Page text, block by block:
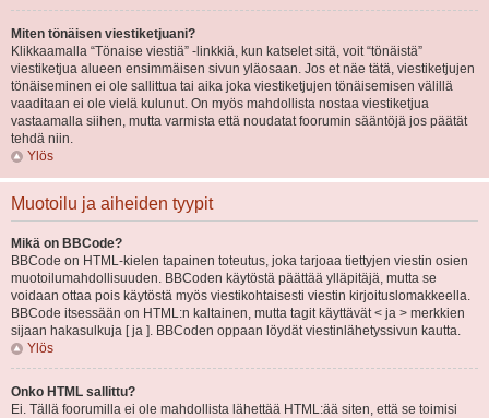
Miten tönäisen viestiketjuani?
Klikkaamalla “Tönaise viestiä” -linkkiä, kun katselet sitä, voit “tönäistä”
viestiketjua alueen ensimmäisen sivun yläosaan. Jos et näe tätä, viestiketjujen
tönäiseminen ei ole sallittua tai aika joka viestiketjujen tönäisemisen välillä
vaaditaan ei ole vielä kulunut. On myös mahdollista nostaa viestiketjua
vastaamalla siihen, mutta varmista että noudatat foorumin sääntöjä jos päätät
tehdä niin.
Ylös
Muotoilu ja aiheiden tyypit
Mikä on BBCode?
BBCode on HTML-kielen tapainen toteutus, joka tarjoaa tiettyjen viestin osien
muotoilumahdollisuuden. BBCoden käytöstä päättää ylläpitäjä, mutta se
voidaan ottaa pois käytöstä myös viestikohtaisesti viestin kirjoituslomakkeella.
BBCode itsessään on HTML:n kaltainen, mutta tagit käyttävät < ja > merkkien
sijaan hakasulkuja [ ja ]. BBCoden oppaan löydät viestinlähetyssivun kautta.
Ylös
Onko HTML sallittu?
Ei. Tällä foorumilla ei ole mahdollista lähettää HTML:ää siten, että se toimisi